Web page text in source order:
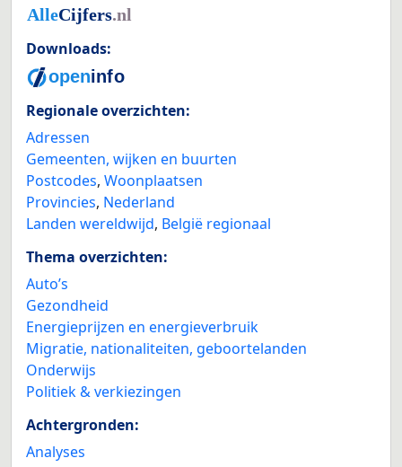
Downloads:
Regionale overzichten:
Adressen
Gemeenten, wijken en buurten
Postcodes, Woonplaatsen
Provincies, Nederland
Landen wereldwijd, België regionaal
Thema overzichten:
Auto’s
Gezondheid
Energieprijzen en energieverbruik
Migratie, nationaliteiten, geboortelanden
Onderwijs
Politiek & verkiezingen
Achtergronden:
Analyses